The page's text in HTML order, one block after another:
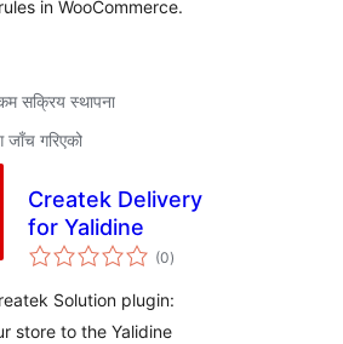
in WooCommerce.
सक्रिय स्थापना
गरिएको
Createk Delivery
for Yalidine
(0कुल
रेटिङ्गहरू
)
Solution plugin:
store to the Yalidine